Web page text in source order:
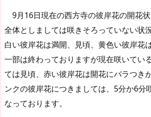
9月16日現在の西方寺の彼岸花の開花状
全体としましては咲きそろっていない状
白い彼岸花は満開、見頃、黄色い彼岸花
一部は終わっておりますが現在咲いてい
ては見頃、赤い彼岸花は開花にバラつき
ンクの彼岸花につきましては、5分か6分
なっております。